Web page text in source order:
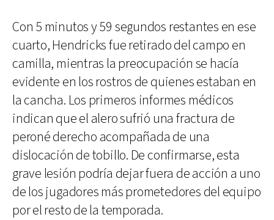
Con 5 minutos y 59 segundos restantes en ese
cuarto, Hendricks fue retirado del campo en
camilla, mientras la preocupación se hacía
evidente en los rostros de quienes estaban en
la cancha. Los primeros informes médicos
indican que el alero sufrió una fractura de
peroné derecho acompañada de una
dislocación de tobillo. De confirmarse, esta
grave lesión podría dejar fuera de acción a uno
de los jugadores más prometedores del equipo
por el resto de la temporada.